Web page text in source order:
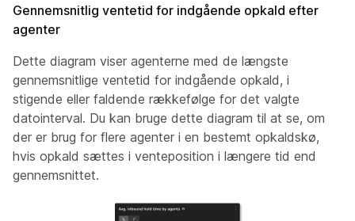
Gennemsnitlig ventetid for indgående opkald efter
agenter
Dette diagram viser agenterne med de længste
gennemsnitlige ventetid for indgående opkald, i
stigende eller faldende rækkefølge for det valgte
datointerval. Du kan bruge dette diagram til at se, om
der er brug for flere agenter i en bestemt opkaldskø,
hvis opkald sættes i venteposition i længere tid end
gennemsnittet.